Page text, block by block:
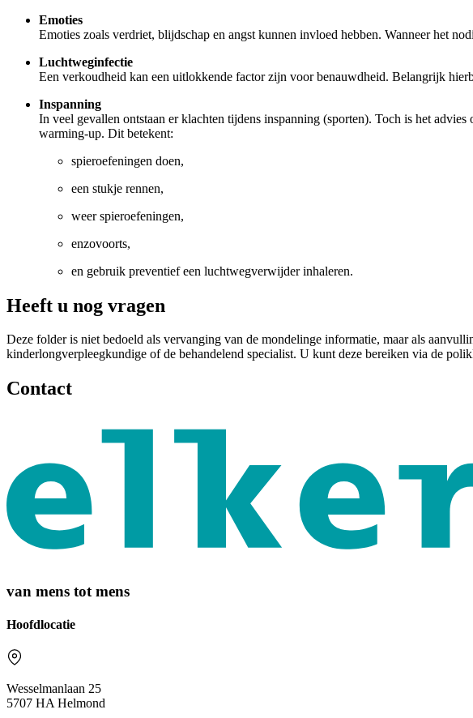
Emoties
Emoties zoals verdriet, blijdschap en angst kunnen invloed hebben. Wanneer het
Luchtweginfectie
Een verkoudheid kan een uitlokkende factor zijn voor benauwdheid. Belangrijk
Inspanning
In veel gevallen ontstaan er klachten tijdens inspanning (sporten). Toch is het
warming-up. Dit betekent:
spieroefeningen doen,
een stukje rennen,
weer spieroefeningen,
enzovoorts,
en gebruik preventief een luchtwegverwijder inhaleren.
Heeft u nog vragen
Deze folder is niet bedoeld als vervanging van de mondelinge informatie, maar als
kinderlongverpleegkundige of de behandelend specialist. U kunt deze bereiken via de
Contact
van mens tot mens
Hoofdlocatie
Wesselmanlaan 25
5707 HA Helmond